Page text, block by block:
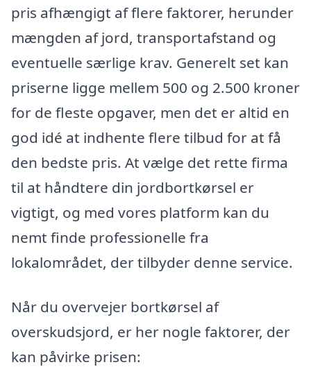
pris afhængigt af flere faktorer, herunder
mængden af jord, transportafstand og
eventuelle særlige krav. Generelt set kan
priserne ligge mellem 500 og 2.500 kroner
for de fleste opgaver, men det er altid en
god idé at indhente flere tilbud for at få
den bedste pris. At vælge det rette firma
til at håndtere din jordbortkørsel er
vigtigt, og med vores platform kan du
nemt finde professionelle fra
lokalområdet, der tilbyder denne service.
Når du overvejer bortkørsel af
overskudsjord, er her nogle faktorer, der
kan påvirke prisen: